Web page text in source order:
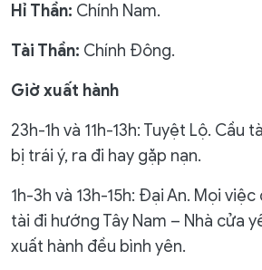
Hỉ Thần: Chính Nam.
Tài Thần: Chính Đông.
Giờ xuất hành
23h-1h và 11h-13h: Tuyệt Lộ. Cầu
bị trái ý, ra đi hay gặp nạn.
1h-3h và 13h-15h: Đại An. Mọi
tài đi hướng Tây Nam – Nhà cửa
xuất hành đều bình yên.